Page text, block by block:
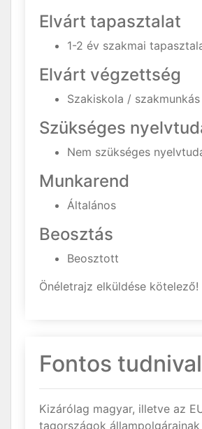
Elvárt tapasztalat
1-2 év szakmai
Elvárt végzettség
Szakiskola /
Szükséges
Nem szükséges
Munkarend
Általános
Beosztás
Beosztott
Önéletrajz elküldése kötelező!
Fontos
Kizárólag magyar, illetve az
tagországok állampolgárainak